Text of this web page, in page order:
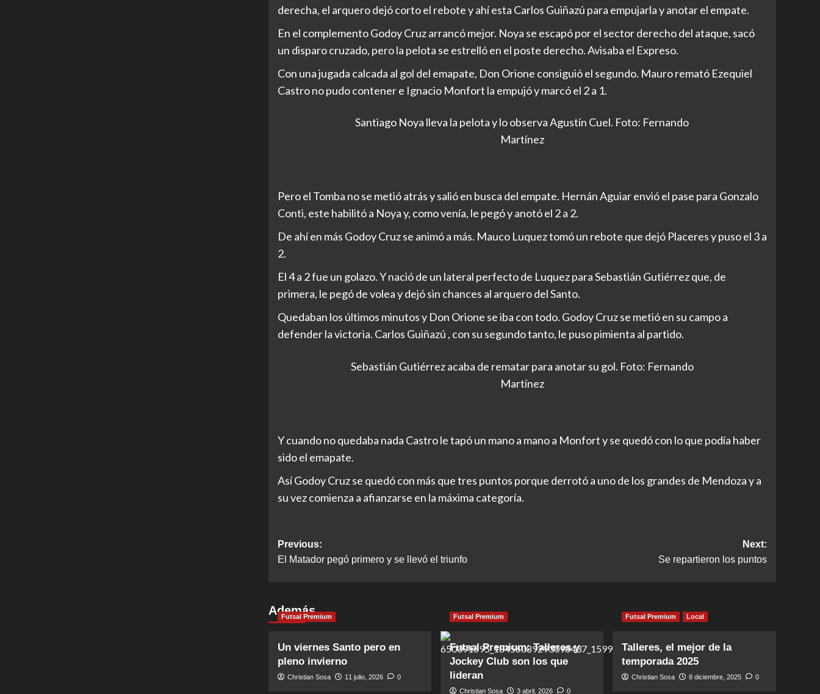
derecha, el arquero dejó corto el rebote y ahí esta Carlos Guiñazú para empujarla y anotar el empate.
En el complemento Godoy Cruz arrancó mejor. Noya se escapó por el sector derecho del ataque, sacó
un disparo cruzado, pero la pelota se estrelló en el poste derecho. Avisaba el Expreso.
Con una jugada calcada al gol del emapate, Don Orione consiguió el segundo. Mauro remató Ezequiel
Castro no pudo contener e Ignacio Monfort la empujó y marcó el 2 a 1.
Santiago Noya lleva la pelota y lo observa Agustín Cuel. Foto: Fernando
Martínez
Pero el Tomba no se metió atrás y salió en busca del empate. Hernán Aguiar envió el pase para Gonzalo
Conti, este habilitó a Noya y, como venía, le pegó y anotó el 2 a 2.
De ahí en más Godoy Cruz se animó a más. Mauco Luquez tomó un rebote que dejó Placeres y puso el 3 a
2.
El 4 a 2 fue un golazo. Y nació de un lateral perfecto de Luquez para Sebastián Gutiérrez que, de
primera, le pegó de volea y dejó sin chances al arquero del Santo.
Quedaban los últimos minutos y Don Orione se iba con todo. Godoy Cruz se metió en su campo a
defender la victoria. Carlos Guiñazú , con su segundo tanto, le puso pimienta al partido.
Sebastián Gutiérrez acaba de rematar para anotar su gol. Foto: Fernando
Martínez
Y cuando no quedaba nada Castro le tapó un mano a mano a Monfort y se quedó con lo que podía haber
sido el emapate.
Así Godoy Cruz se quedó con más que tres puntos porque derrotó a uno de los grandes de Mendoza y a
su vez comienza a afianzarse en la máxima categoría.
Post
navigation
Previous:
El Matador pegó primero y se llevó el triunfo
Next:
Se repartieron los puntos
Además
Futsal Premium
Un viernes Santo pero en
pleno invierno
Christian Sosa 11 julio, 2026 0
Futsal Premium
Futsal Premium: Talleres y
Jockey Club son los que
lideran
Christian Sosa 3 abril, 2026 0
Futsal Premium Local
Talleres, el mejor de la
temporada 2025
Christian Sosa 8 diciembre, 2025 0